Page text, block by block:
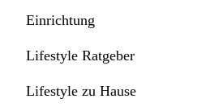
Einrichtung
Lifestyle Ratgeber
Lifestyle zu Hause